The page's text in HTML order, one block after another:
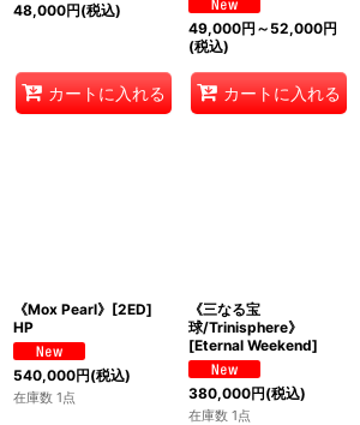
48,000円(税込)
カートに入れる
49,000円 ～52,000円
(税込)
カートに入れる
《Mox Pearl》[2ED]
HP
540,000円(税込)
在庫数 1点
《三なる宝
球/Trinisphere》
[Eternal Weekend]
380,000円(税込)
在庫数 1点